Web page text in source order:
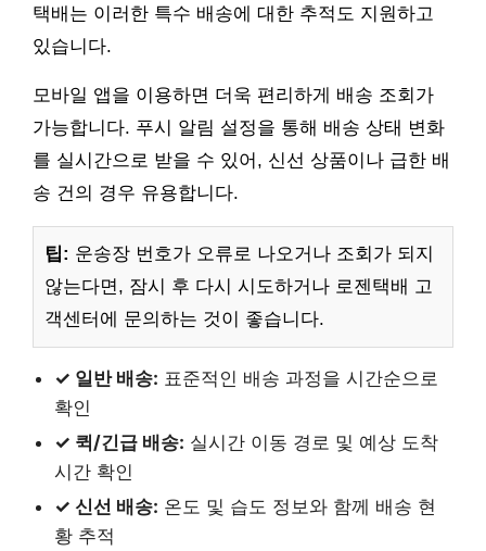
택배는 이러한 특수 배송에 대한 추적도 지원하고
있습니다.
모바일 앱을 이용하면 더욱 편리하게 배송 조회가
가능합니다. 푸시 알림 설정을 통해 배송 상태 변화
를 실시간으로 받을 수 있어, 신선 상품이나 급한 배
송 건의 경우 유용합니다.
팁: 운송장 번호가 오류로 나오거나 조회가 되지
않는다면, 잠시 후 다시 시도하거나 로젠택배 고
객센터에 문의하는 것이 좋습니다.
✓ 일반 배송: 표준적인 배송 과정을 시간순으로
확인
✓ 퀵/긴급 배송: 실시간 이동 경로 및 예상 도착
시간 확인
✓ 신선 배송: 온도 및 습도 정보와 함께 배송 현
황 추적